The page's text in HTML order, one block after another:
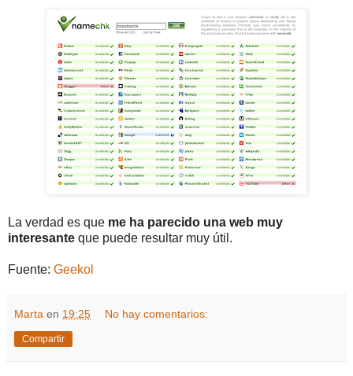
La verdad es que me ha parecido una web muy
interesante que puede resultar muy útil.
Fuente: Geekol
Marta en 19:25 No hay comentarios:
Compartir